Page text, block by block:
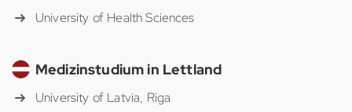
University of Health Sciences
Medizinstudium in Lettland
University of Latvia, Riga